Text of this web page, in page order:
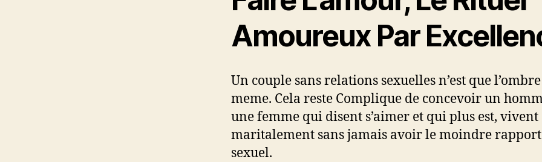
Amoureux Par
Un couple sans relations sexuelles n’est que
meme. Cela reste Complique de concevoir un
une femme qui disent s’aimer et qui plus est, vivent
maritalement sans jamais avoir le moindre rapport
sexuel.